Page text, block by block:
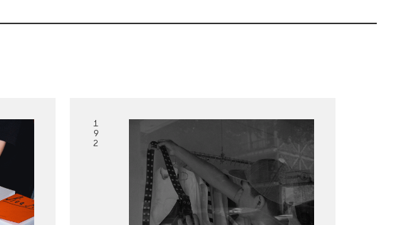
1
9
2